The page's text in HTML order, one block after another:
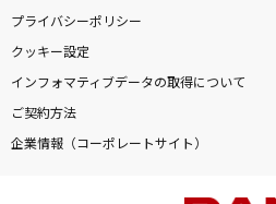
プライバシーポリシー
クッキー設定
インフォマティブデータの取得について
ご契約方法
企業情報（コーポレートサイト）